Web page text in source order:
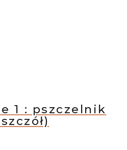
1 : pszczelnik